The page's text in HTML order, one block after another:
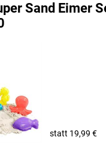
Sand Eimer
statt 19,99 €